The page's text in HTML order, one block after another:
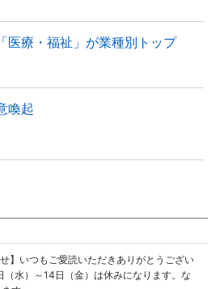
医療・福祉」が業種別トップ
喚起
】いつもご愛読いただきありがとうござい
（水）～14日（金）は休みになります。な